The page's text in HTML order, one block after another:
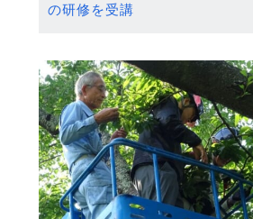
の研修を受講